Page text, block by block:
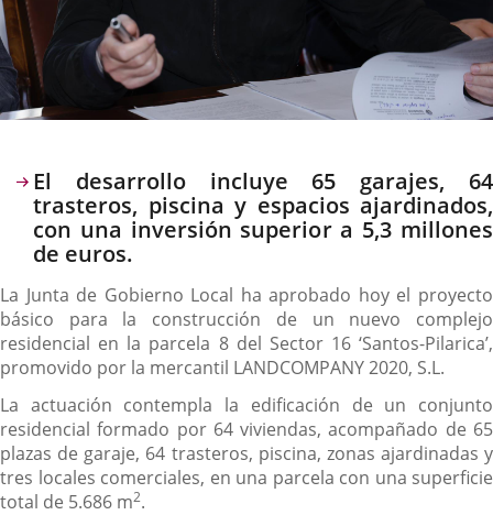
Descripción
El desarrollo incluye 65 garajes, 64
trasteros, piscina y espacios ajardinados,
con una inversión superior a 5,3 millones
de euros.
La Junta de Gobierno Local ha aprobado hoy el proyecto
básico para la construcción de un nuevo complejo
residencial en la parcela 8 del Sector 16 ‘Santos-Pilarica’,
promovido por la mercantil LANDCOMPANY 2020, S.L.
La actuación contempla la edificación de un conjunto
residencial formado por 64 viviendas, acompañado de 65
plazas de garaje, 64 trasteros, piscina, zonas ajardinadas y
tres locales comerciales, en una parcela con una superficie
total de 5.686 m2.